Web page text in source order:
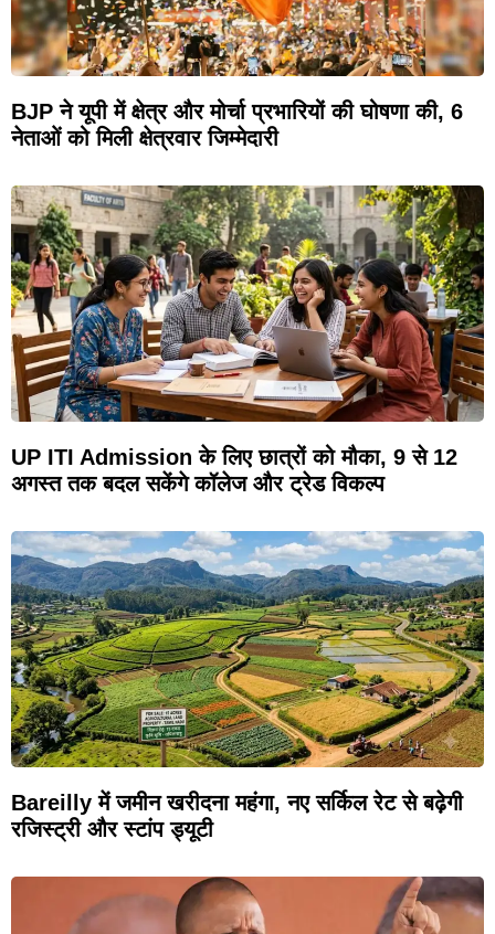
BJP ने यूपी में क्षेत्र और मोर्चा प्रभारियों की घोषणा की, 6
नेताओं को मिली क्षेत्रवार जिम्मेदारी
UP ITI Admission के लिए छात्रों को मौका, 9 से 12
अगस्त तक बदल सकेंगे कॉलेज और ट्रेड विकल्प
Bareilly में जमीन खरीदना महंगा, नए सर्किल रेट से बढ़ेगी
रजिस्ट्री और स्टांप ड्यूटी